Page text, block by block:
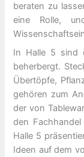
beraten zu
eine Rolle,
In Halle 5 sind
beherbergt.
Übertöpfe,
gehören zum
der von
den
Halle 5
Ideen auf dem